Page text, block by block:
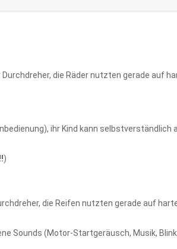
die Räder nutzten gerade auf
ihr Kind kann selbstverständlich
)
die Reifen nutzten gerade auf
Sounds (Motor-Startgeräusch, Musik,